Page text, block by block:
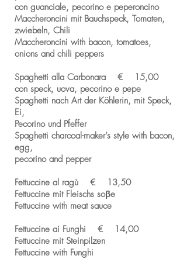
con guanciale, pecorino e peperoncino
Maccheroncini mit Bauchspeck, Tomaten,
zwiebeln, Chili
Maccheroncini with bacon, tomatoes,
onions and chili peppers
Spaghetti alla Carbonara € 15,00
con speck, uova, pecorino e pepe
Spaghetti nach Art der Köhlerin, mit Speck,
Ei,
Pecorino und Pfeffer
Spaghetti charcoal-maker’s style with bacon,
egg,
pecorino and pepper
Fettuccine al ragù € 13,50
Fettuccine mit Fleischs soβe
Fettuccine with meat sauce
Fettuccine ai Funghi € 14,00
Fettuccine mit Steinpilzen
Fettuccine with Funghi